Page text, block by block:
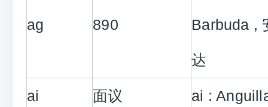
ag 890 Barbuda ,
达
ai 面议 ai :